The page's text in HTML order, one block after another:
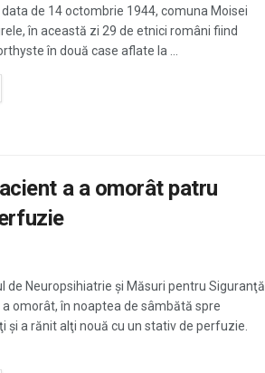
data de 14 octombrie 1944, comuna Moisei
în această zi 29 de etnici români fiind
în două case aflate la ...
a a omorât patru
de Neuropsihiatrie şi Măsuri pentru Siguranţă
omorât, în noaptea de sâmbătă spre
şi a rănit alţi nouă cu un stativ de perfuzie.